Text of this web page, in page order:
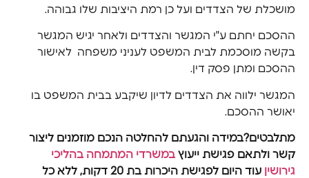
מושכלת של הצדדים ועל כן רמת היציבות שלו גבוהה.
ההסכם יחתם ע"י המגשר והצדדים ולאחר יגיש המגשר
בקשה מוסכמת לבית המשפט לעניני משפחה לאישור
ההסכם ומתן פסק דין.
המגשר ילווה את הצדדים לדיון שיקבע בבית המשפט בו
יאושר ההסכם.
מתלבטים?במידה והגעתם להחלטה הנכם מוזמנים ליצור
קשר ולתאם פגישת ייעוץ במשרדי המתמחה בהליכי
גירושין
עוד היום לפגישת היכרות בת 20 דקות, ללא כל